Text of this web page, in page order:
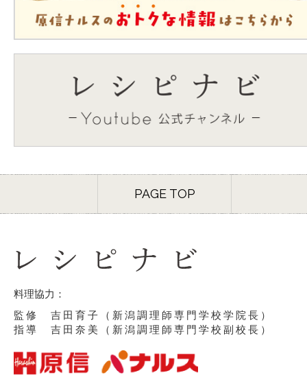
PAGE TOP
料理協力：
監修 吉田育子（新潟調理師専門学校学院長）
指導 吉田奈美（新潟調理師専門学校副校長）